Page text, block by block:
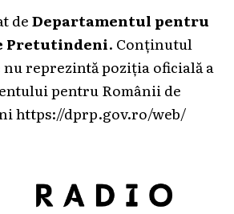
deDepartamentul pentru
Pretutindeni. Conținutul
nu reprezintă poziția oficială a
pentru Românii de
https://dprp.gov.ro/web/